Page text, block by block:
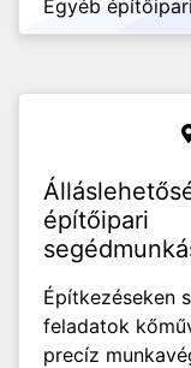
Egyéb
építőipari
Építkezéseken
feladatok
precíz